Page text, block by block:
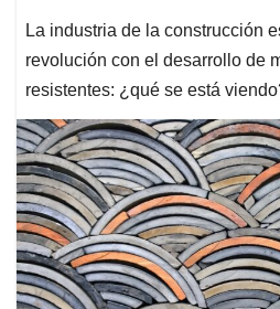
La industria de la construcción
revolución con el desarrollo de
resistentes: ¿qué se está